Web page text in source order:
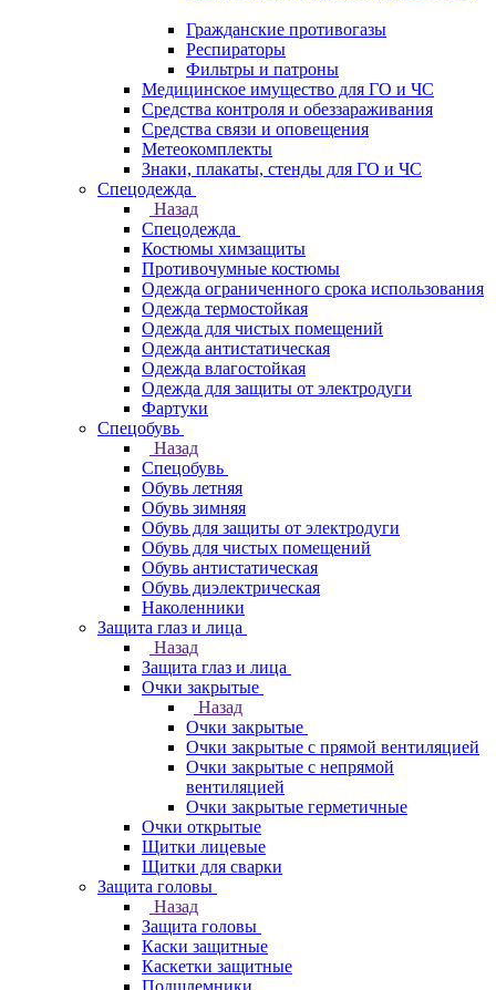
Гражданские противогазы
Респираторы
Фильтры и патроны
Медицинское имущество для ГО и ЧС
Средства контроля и обеззараживания
Средства связи и оповещения
Метеокомплекты
Знаки, плакаты, стенды для ГО и ЧС
Спецодежда
Назад
Спецодежда
Костюмы химзащиты
Противочумные костюмы
Одежда ограниченного срока использования
Одежда термостойкая
Одежда для чистых помещений
Одежда антистатическая
Одежда влагостойкая
Одежда для защиты от электродуги
Фартуки
Спецобувь
Назад
Спецобувь
Обувь летняя
Обувь зимняя
Обувь для защиты от электродуги
Обувь для чистых помещений
Обувь антистатическая
Обувь диэлектрическая
Наколенники
Защита глаз и лица
Назад
Защита глаз и лица
Очки закрытые
Назад
Очки закрытые
Очки закрытые с прямой вентиляцией
Очки закрытые с непрямой
вентиляцией
Очки закрытые герметичные
Очки открытые
Щитки лицевые
Щитки для сварки
Защита головы
Назад
Защита головы
Каски защитные
Каскетки защитные
Подшлемники